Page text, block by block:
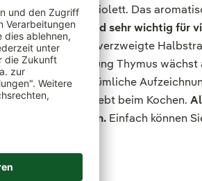
rosa, weiß oder violett. Das
ist dekorativ und sehr wichtig für
Dort wächst der verzweigte
betrifft. Die Gattung Thymus wächst
werden. Altertümliche
Lamiaceae beliebt beim Kochen.
Terrasse stehen. Einfach können